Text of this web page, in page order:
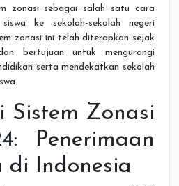
zonasi sebagai salah satu cara
ke sekolah-sekolah negeri
zonasi ini telah diterapkan sejak
bertujuan untuk mengurangi
serta mendekatkan sekolah
Sistem Zonasi
Penerimaan
di Indonesia